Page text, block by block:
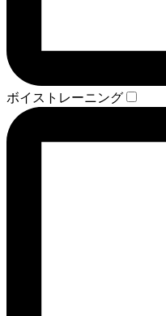
ボイストレーニング